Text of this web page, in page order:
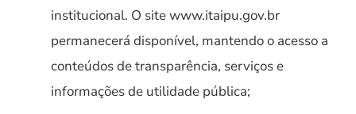
institucional. O site www.itaipu.gov.br
permanecerá disponível, mantendo o acesso a
conteúdos de transparência, serviços e
informações de utilidade pública;